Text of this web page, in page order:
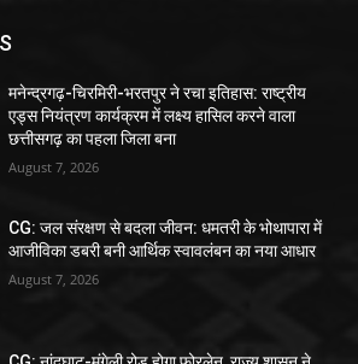
मनेन्द्रगढ़-चिरमिरी-भरतपुर ने रचा इतिहास: राष्ट्रीय
एड्स नियंत्रण कार्यक्रम में लक्ष्य हासिल करने वाला
छत्तीसगढ़ का पहला जिला बना
August 7, 2026
CG: जल संरक्षण से बदला जीवन: धमतरी के भोथापारा में
आजीविका डबरी बनी आर्थिक स्वावलंबन का नया आधार
August 7, 2026